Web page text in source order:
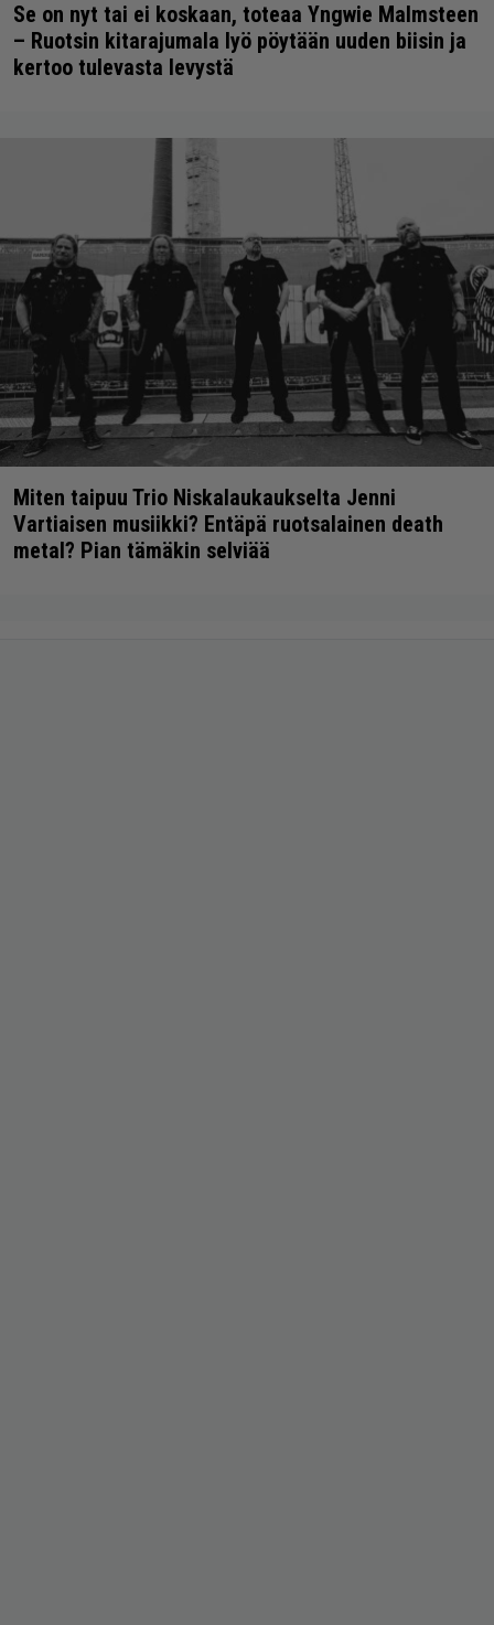
Se on nyt tai ei koskaan, toteaa Yngwie Malmsteen
– Ruotsin kitarajumala lyö pöytään uuden biisin ja
kertoo tulevasta levystä
Miten taipuu Trio Niskalaukaukselta Jenni
Vartiaisen musiikki? Entäpä ruotsalainen death
metal? Pian tämäkin selviää